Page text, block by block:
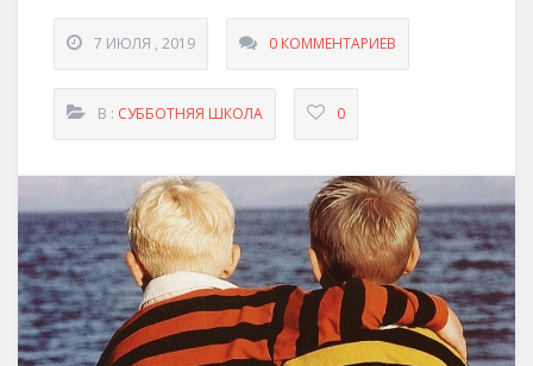
7 ИЮЛЯ , 2019 0 КОММЕНТАРИЕВ
В : СУББОТНЯЯ ШКОЛА 0